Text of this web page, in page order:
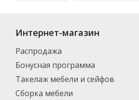
Интернет-магазин
Распродажа
Бонусная программа
Такелаж мебели и сейфов
Сборка мебели